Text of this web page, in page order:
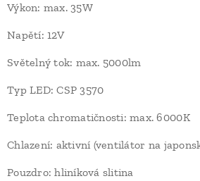
Výkon: max. 35W
Napětí: 12V
Světelný tok: max. 5000lm
Typ LED: CSP 3570
Teplota chromatičnosti: max. 6000K
Chlazení: aktivní (ventilátor na
Pouzdro: hliníková slitina